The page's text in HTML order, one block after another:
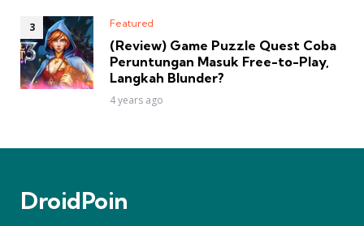
Featured
(Review) Game Puzzle Quest Coba
Peruntungan Masuk Free-to-Play,
Langkah Blunder?
4 years ago
DroidPoin